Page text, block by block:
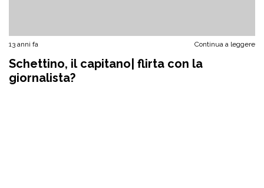
13 anni fa Continua a leggere
Schettino, il capitano| flirta con la
giornalista?